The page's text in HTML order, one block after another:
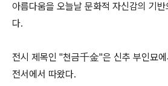
아름다움을 오늘날 문화적 자신감의 기
다.
전시 제목인 "천금千金"은 신추 부인묘
전서에서 따왔다.